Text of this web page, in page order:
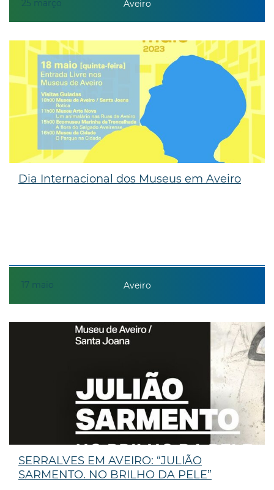
25 março Aveiro
17 maio
Dia Internacional dos Museus em Aveiro
Aveiro
SERRALVES EM AVEIRO: “JULIÃO
SARMENTO. NO BRILHO DA PELE”